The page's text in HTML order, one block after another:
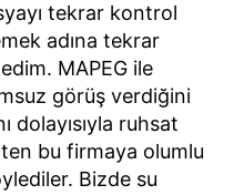
tekrar kontrol
adına tekrar
MAPEG ile
görüş verdiğini
dolayısıyla ruhsat
bu firmaya olumlu
Bizde su